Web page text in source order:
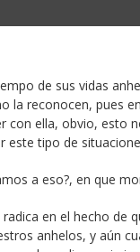
de sus vidas
la reconocen, pues
con ella, obvio, esto
este tipo de
a eso?, en que
en el hecho de
anhelos, y aún